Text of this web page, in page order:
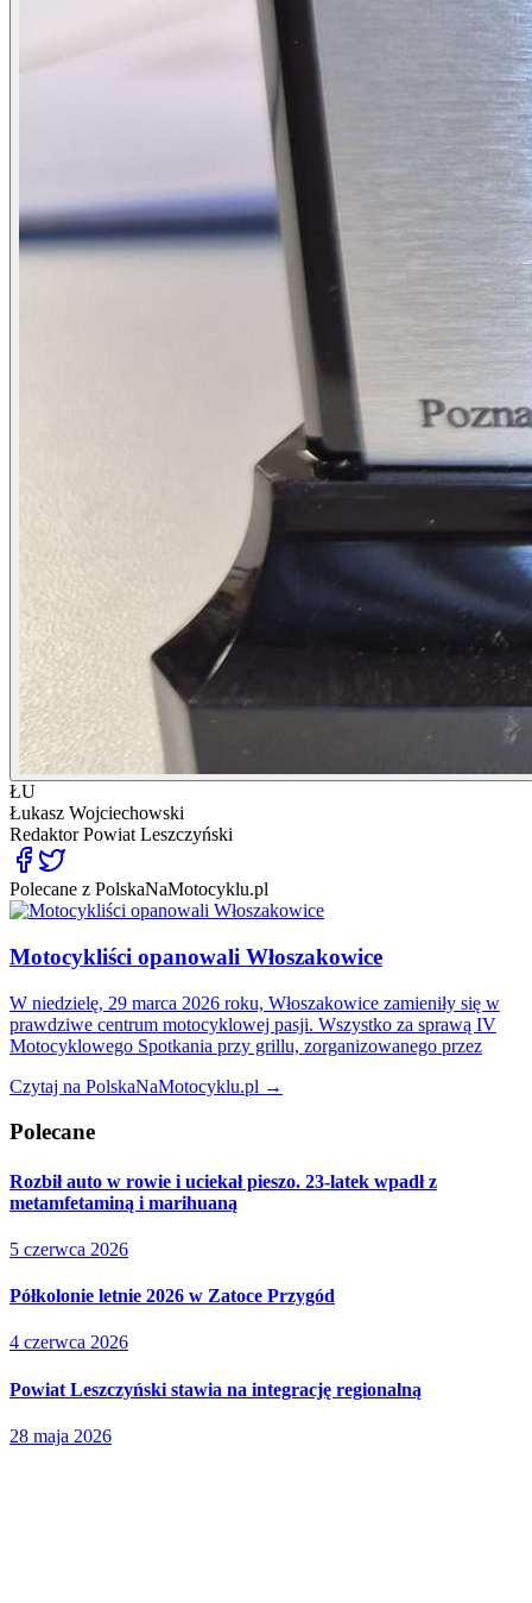
ŁU
Łukasz Wojciechowski
RedaktorPowiat Leszczyński
Polecane z PolskaNaMotocyklu.pl
Motocykliści opanowali Włoszakowice
W niedzielę, 29 marca 2026 roku, Włoszakowice zamieniły się w
prawdziwe centrum motocyklowej pasji. Wszystko za sprawą IV
Motocyklowego Spotkania przy grillu, zorganizowanego przez
Czytaj na PolskaNaMotocyklu.pl →
Polecane
Rozbił auto w rowie i uciekał pieszo. 23-latek wpadł z
metamfetaminą i marihuaną
5 czerwca 2026
Półkolonie letnie 2026 w Zatoce Przygód
4 czerwca 2026
Powiat Leszczyński stawia na integrację regionalną
28 maja 2026